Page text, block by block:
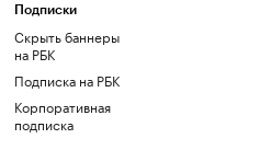
Подписки
Скрыть баннеры
на РБК
Подписка на РБК
Корпоративная
подписка